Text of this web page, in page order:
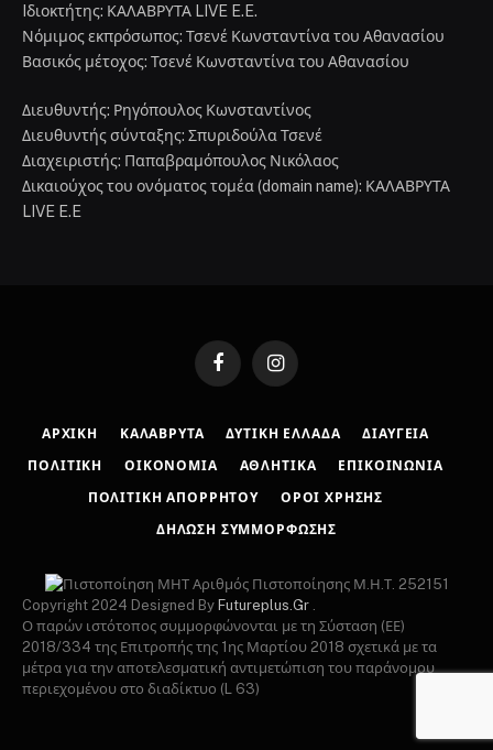
Iδιοκτήτης: ΚΑΛΑΒΡΥΤΑ LIVE E.E.
Νόμιμος εκπρόσωπος: Τσενέ Κωνσταντίνα του Αθανασίου
Βασικός μέτοχος: Τσενέ Κωνσταντίνα του Αθανασίου
Διευθυντής: Ρηγόπουλος Κωνσταντίνος
Διευθυντής σύνταξης: Σπυριδούλα Τσενέ
Διαχειριστής: Παπαβραμόπουλος Νικόλαος
Δικαιούχος του ονόματος τομέα (domain name): ΚΑΛΑΒΡΥΤΑ
LIVE E.E
FacebookInstagram
ΑΡΧΙΚΉ ΚΑΛΆΒΡΥΤΑ ΔΥΤΙΚΉ ΕΛΛΆΔΑ ΔΙΑΎΓΕΙΑ
ΠΟΛΙΤΙΚΉ ΟΙΚΟΝΟΜΊΑ ΑΘΛΗΤΙΚΆ ΕΠΙΚΟΙΝΩΝΊΑ
ΠΟΛΙΤΙΚΉ ΑΠΟΡΡΉΤΟΥ ΌΡΟΙ ΧΡΉΣΗΣ
ΔΉΛΩΣΗ ΣΥΜΜΌΡΦΩΣΗΣ
Αριθμός Πιστοποίησης Μ.Η.Τ. 252151
Copyright 2024 Designed By Futureplus.Gr
Ο παρών ιστότοπος συμμορφώνονται με τη Σύσταση (ΕΕ)
2018/334 της Επιτροπής της 1ης Μαρτίου 2018 σχετικά με τα
μέτρα για την αποτελεσματική αντιμετώπιση του παράνομου
περιεχομένου στο διαδίκτυο (L 63)